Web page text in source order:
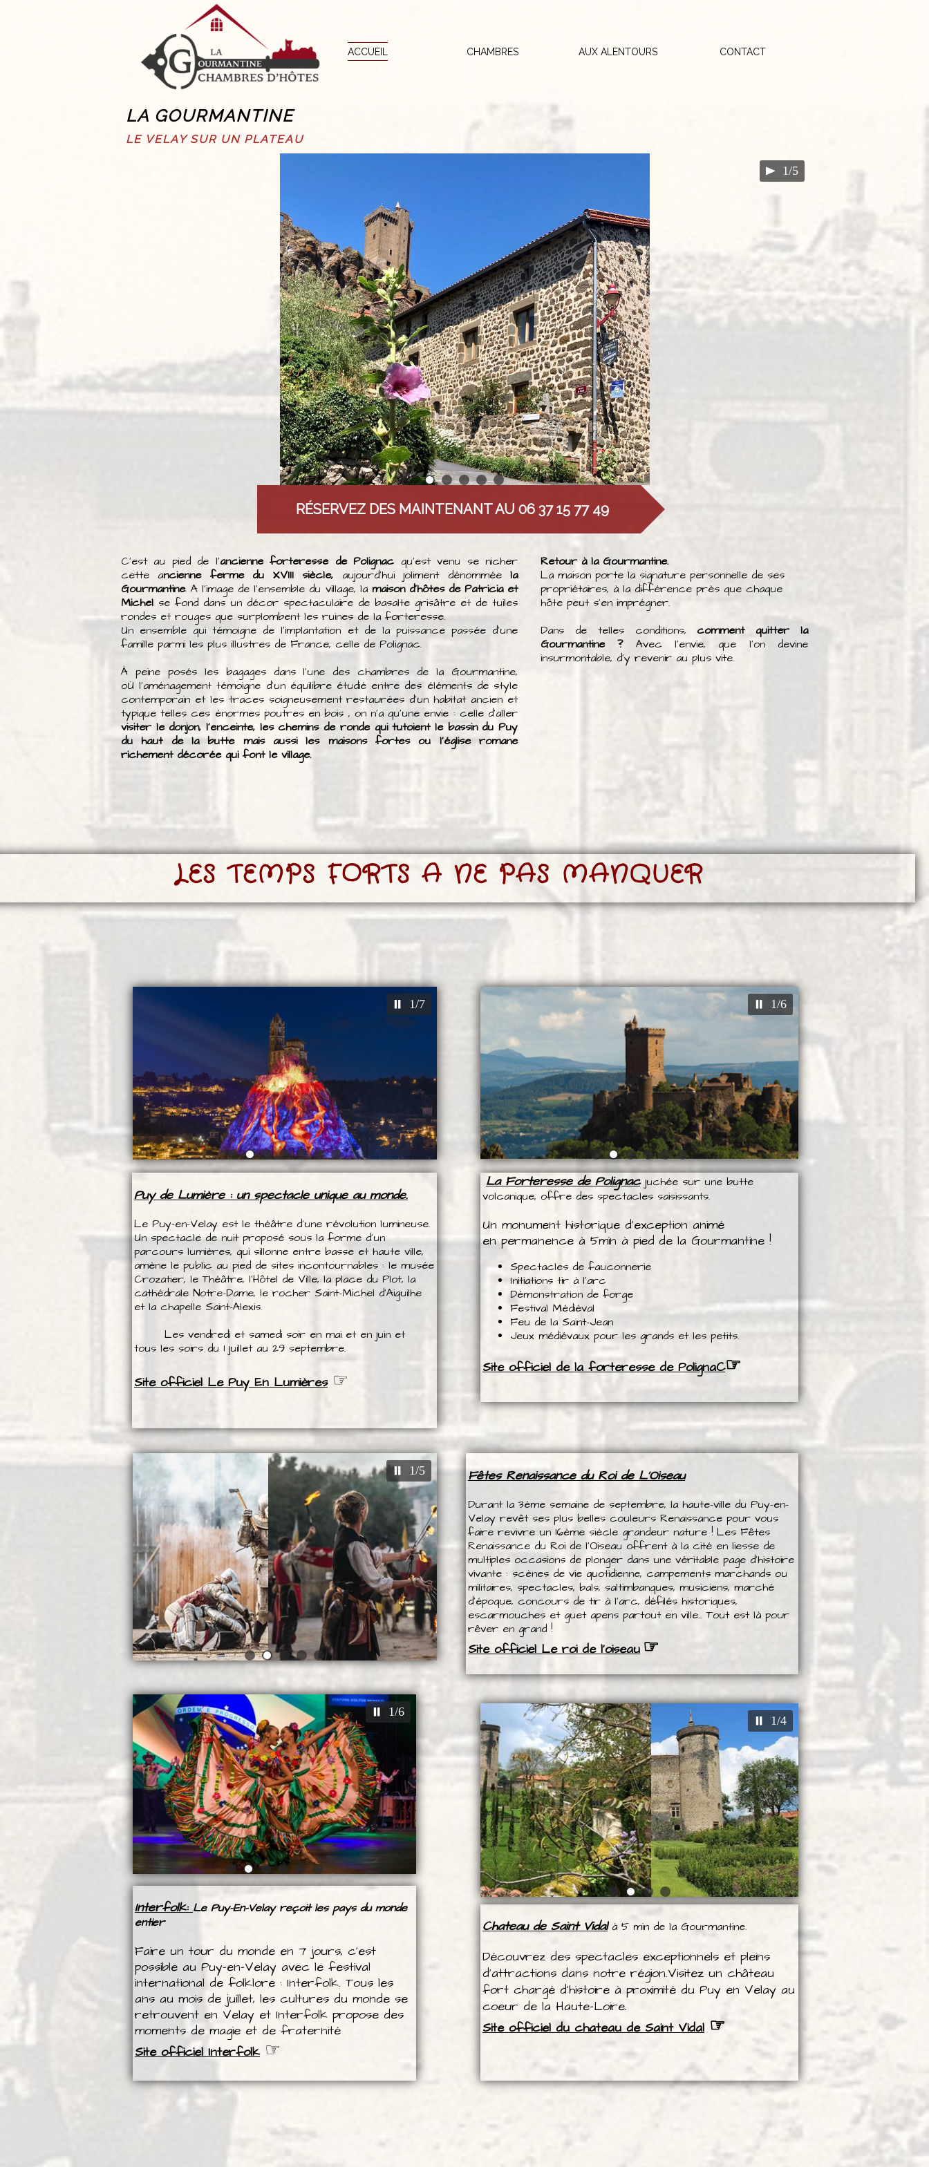
ACCUEIL CHAMBRES AUX ALENTOURS CONTACT
LA GOURMANTINE
LE VELAY SUR UN PLATEAU
1/5
RÉSERVEZ DES MAINTENANT AU 06 37 15 77 49
C'est au pied de l'ancienne forteresse de Polignac qu'est venu se nicher
cette ancienne ferme du XVIII siècle, aujourd'hui joliment dénomméela
Gourmantine. A l'image de l'ensemble du village, la maison d'hôtes de Patricia et
Michel se fond dans un décor spectaculaire de basalte grisâtre et de tuiles
rondes et rouges que surplombent les ruines de la forteresse.
Un ensemble qui témoigne de l'implantation et de la puissance passée d'une
famille parmi les plus illustres de France, celle de Polignac.
À peine posés les bagages dans l'une des chambres de la Gourmantine,
oÙ l'aménagement témoigne d'un équilibre étudié entre des éléments de style
contemporain et les traces soigneusement restaurées d'un habitat ancien et
typique telles ces énormes poutres en bois , on n'a qu'une envie : celle d'aller
visiter le donjon, l'enceinte, les chemins de ronde qui tutoient le bassin du Puy
du haut de la butte mais aussi les maisons fortes ou l'église romane
richement décorée qui font le village.
Retour à la Gourmantine.
La maison porte la signature personnelle de ses
propriétaires, à la différence près que chaque
hôte peut s'en imprégner.
Dans de telles conditions, comment quitter la
Gourmantine ?Avec l'envie, que l'on devine
insurmontable, d'y revenir au plus vite.
LES TEMPS FORTS A NE PAS MANQUER
2/7 2/6
Puy de Lumière : un spectacle unique au monde.
Le Puy-en-Velay est le théâtre d’une révolution lumineuse.
Un spectacle de nuit proposé sous la forme d’un
parcours lumières, qui sillonne entre basse et haute ville,
amène le public au pied de sites incontournables : le musée
Crozatier, le Théâtre, l’Hôtel de Ville, la place du Plot, la
cathédrale Notre-Dame, le rocher Saint-Michel d’Aiguilhe
et la chapelle Saint-Alexis.
Les vendredi et samedi soir en mai et en juin et
tous les soirs du 1 juillet au 29 septembre.
Site officiel Le Puy En Lumières ☞
La Forteresse de Polignac juchée sur une butte
volcanique, offre des spectacles saisissants.
Un monument historique d'exception animé
en permanence à 5min à pied de la Gourmantine !
Spectacles de fauconnerie
Initiations tir à l'arc
Démonstration de forge
Festival Médiéval
Feu de la Saint-Jean
Jeux médiévaux pour les grands et les petits.
Site officiel de la forteresse de PolignaC☞
2/5 Fêtes Renaissance du Roi de L'Oiseau
Durant la 3ème semaine de septembre, la haute-ville du Puy-en-
Velay revêt ses plus belles couleurs Renaissance pour vous
faire revivre un 16ème siècle grandeur nature ! Les Fêtes
Renaissance du Roi de l'Oiseau offrent à la cité en liesse de
multiples occasions de plonger dans une véritable page d'histoire
vivante : scènes de vie quotidienne, campements marchands ou
militaires, spectacles, bals, saltimbanques, musiciens, marché
d'époque, concours de tir à l'arc, défilés historiques,
escarmouches et guet apens partout en ville... Tout est là pour
rêver en grand !
Site officiel Le roi de l'oiseau ☞
2/6
2/4
Interfolk:Le Puy-En-Velay reçoit les pays du monde
entier
Faire un tour du monde en 7 jours, c'est
possible au Puy-en-Velay avec le festival
international de folklore : Interfolk. Tous les
ans au mois de juillet, les cultures du monde se
retrouvent en Velay et Interfolk propose des
moments de magie et de fraternité
Site officiel Interfolk ☞
Chateau de Saint Vidalà 5 min de la Gourmantine.
Découvrez des spectacles exceptionnels et pleins
d’attractions dans notre région.Visitez un château
fort chargé d’histoire à proximité du Puy en Velay au
coeur de la Haute-Loire.
Site officiel du chateau de Saint Vidal ☞